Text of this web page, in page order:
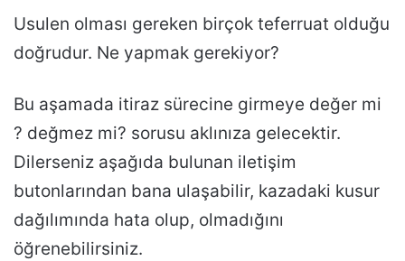
Usulen olması gereken birçok teferruat olduğu
doğrudur. Ne yapmak gerekiyor?
Bu aşamada itiraz sürecine girmeye değer mi
? değmez mi? sorusu aklınıza gelecektir.
Dilerseniz aşağıda bulunan iletişim
butonlarından bana ulaşabilir, kazadaki kusur
dağılımında hata olup, olmadığını
öğrenebilirsiniz.